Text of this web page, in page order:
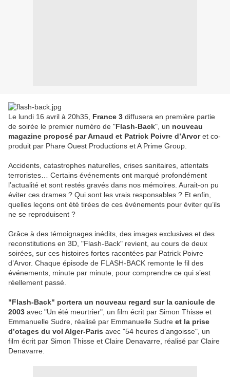
Le lundi 16 avril à 20h35, France 3 diffusera en première partie
de soirée le premier numéro de "Flash-Back", un nouveau
magazine proposé par Arnaud et Patrick Poivre d’Arvoret co-
produit par Phare Ouest Productions et A Prime Group.
Accidents, catastrophes naturelles, crises sanitaires, attentats
terroristes… Certains événements ont marqué profondément
l’actualité et sont restés gravés dans nos mémoires. Aurait-on pu
éviter ces drames ? Qui sont les vrais responsables ? Et enfin,
quelles leçons ont été tirées de ces événements pour éviter qu’ils
ne se reproduisent ?
Grâce à des témoignages inédits, des images exclusives et des
reconstitutions en 3D, "Flash-Back" revient, au cours de deux
soirées, sur ces histoires fortes racontées par Patrick Poivre
d’Arvor. Chaque épisode de FLASH-BACK remonte le fil des
événements, minute par minute, pour comprendre ce qui s’est
réellement passé.
"Flash-Back" portera un nouveau regard sur la canicule de
2003 avec "Un été meurtrier", un film écrit par Simon Thisse et
Emmanuelle Sudre, réalisé par Emmanuelle Sudre et la prise
d’otages du vol Alger-Paris avec "54 heures d’angoisse", un
film écrit par Simon Thisse et Claire Denavarre, réalisé par Claire
Denavarre.